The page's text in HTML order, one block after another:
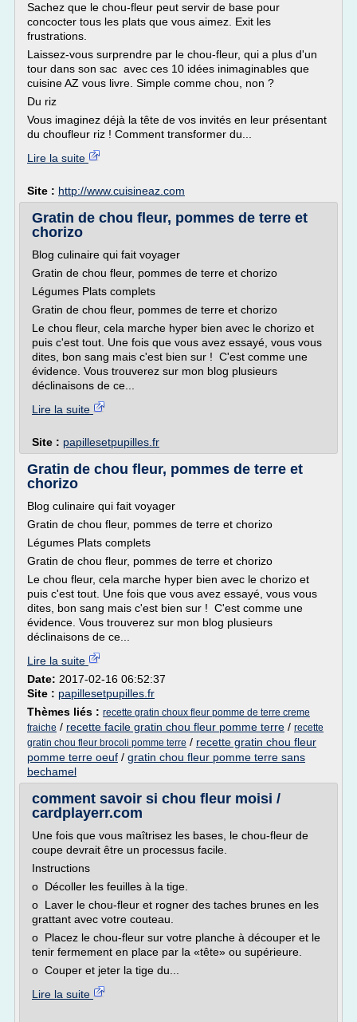
Sachez que le chou-fleur peut servir de base pour
concocter tous les plats que vous aimez. Exit les
frustrations.
Laissez-vous surprendre par le chou-fleur, qui a plus d'un
tour dans son sac avec ces 10 idées inimaginables que
cuisine AZ vous livre. Simple comme chou, non ?
Du riz
Vous imaginez déjà la tête de vos invités en leur présentant
du choufleur riz ! Comment transformer du...
Lire la suite
Site : http://www.cuisineaz.com
Gratin de chou fleur, pommes de terre et
chorizo
Blog culinaire qui fait voyager
Gratin de chou fleur, pommes de terre et chorizo
Légumes Plats complets
Gratin de chou fleur, pommes de terre et chorizo
Le chou fleur, cela marche hyper bien avec le chorizo et
puis c'est tout. Une fois que vous avez essayé, vous vous
dites, bon sang mais c'est bien sur ! C'est comme une
évidence. Vous trouverez sur mon blog plusieurs
déclinaisons de ce...
Lire la suite
Site : papillesetpupilles.fr
Gratin de chou fleur, pommes de terre et
chorizo
Blog culinaire qui fait voyager
Gratin de chou fleur, pommes de terre et chorizo
Légumes Plats complets
Gratin de chou fleur, pommes de terre et chorizo
Le chou fleur, cela marche hyper bien avec le chorizo et
puis c'est tout. Une fois que vous avez essayé, vous vous
dites, bon sang mais c'est bien sur ! C'est comme une
évidence. Vous trouverez sur mon blog plusieurs
déclinaisons de ce...
Lire la suite
Date: 2017-02-16 06:52:37
Site : papillesetpupilles.fr
Thèmes liés : recette gratin choux fleur pomme de terre creme
fraiche / recette facile gratin chou fleur pomme terre / recette
gratin chou fleur brocoli pomme terre / recette gratin chou fleur
pomme terre oeuf / gratin chou fleur pomme terre sans
bechamel
comment savoir si chou fleur moisi /
cardplayerr.com
Une fois que vous maîtrisez les bases, le chou-fleur de
coupe devrait être un processus facile.
Instructions
o Décoller les feuilles à la tige.
o Laver le chou-fleur et rogner des taches brunes en les
grattant avec votre couteau.
o Placez le chou-fleur sur votre planche à découper et le
tenir fermement en place par la «tête» ou supérieure.
o Couper et jeter la tige du...
Lire la suite